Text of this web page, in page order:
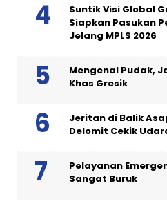
Suntik Visi Global
Siapkan Pasukan
Jelang MPLS 2026
Mengenal Pudak,
Khas Gresik
Jeritan di Balik
Delomit Cekik
Pelayanan
Sangat Buruk